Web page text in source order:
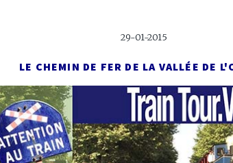
29-01-2015
LE CHEMIN DE FER DE LA VALLÉE DE